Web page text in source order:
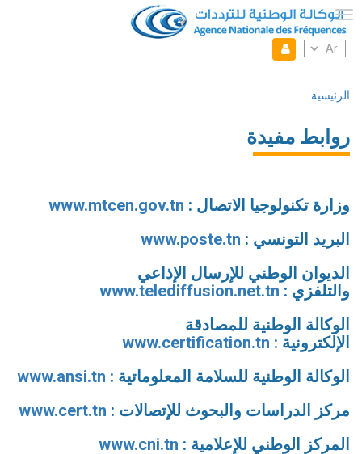
تجاوز
إلى
المحتوى
الرئيسي
Mon
فضائي
Select
Toggle navigation
الرئيسية
روابط مفيدة
وزارة تكنولوجيا الاتصال : www.mtcen.gov.tn
البريد التونسي :
www.poste.tn
الديوان الوطني للإرسال الإذاعي
والتلفزي :
www.telediffusion.net.tn
الوكالة الوطنية للمصادقة
الإلكترونية : www.certification.tn
الوكالة الوطنية للسلامة المعلوماتية : www.ansi.tn
مركز الدراسات والبحوث للإتصالات : www.cert.tn
المركز الوطني للإعلامية : www.cni.tn